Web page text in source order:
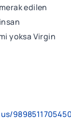
edilen
yoksa Virgin